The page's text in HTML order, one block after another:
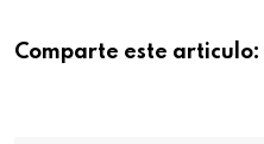
Comparte este articulo: